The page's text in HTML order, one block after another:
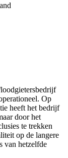
Op
heeft het bedrijf
door het
te trekken
op de langere
van hetzelfde